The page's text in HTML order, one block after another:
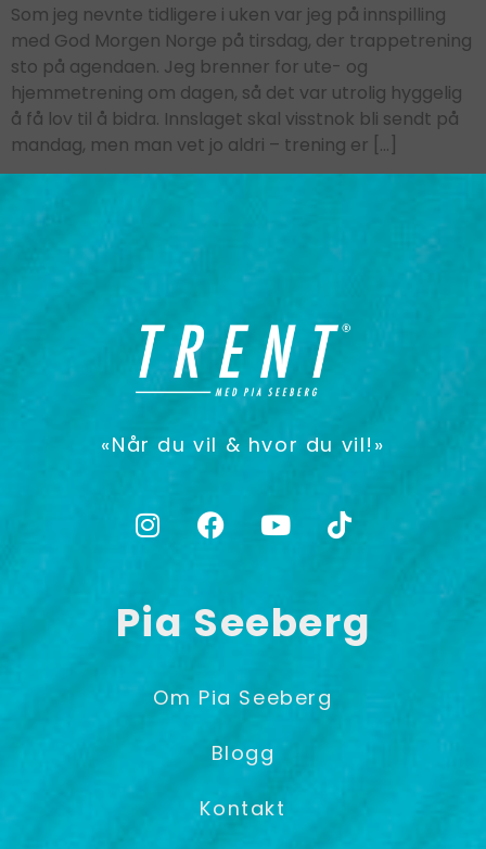
Som jeg nevnte tidligere i uken var jeg på innspilling
med God Morgen Norge på tirsdag, der trappetrening
sto på agendaen. Jeg brenner for ute- og
hjemmetrening om dagen, så det var utrolig hyggelig
å få lov til å bidra. Innslaget skal visstnok bli sendt på
mandag, men man vet jo aldri – trening er […]
«Når du vil & hvor du vil!»
Pia Seeberg
Om Pia Seeberg
Blogg
Kontakt